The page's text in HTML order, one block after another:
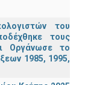
του
τους
Οργάνωσε το
1985, 1995,